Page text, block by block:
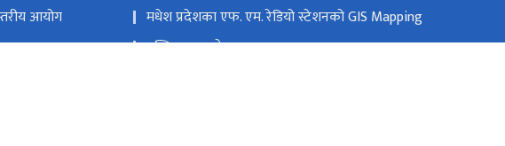
आयोग
मधेश प्रदेशका एफ. एम. रेडियो स्टेशनको GIS Mapping
मस्तिष्क लाभ केन्द्र